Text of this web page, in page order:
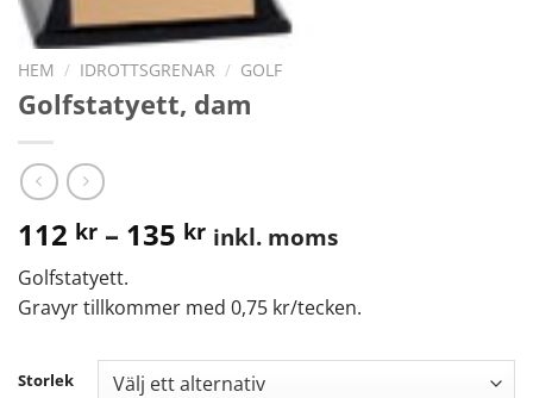
HEM / IDROTTSGRENAR / GOLF
Golfstatyett, dam
112 kr – 135 kr inkl. moms
Golfstatyett.
Gravyr tillkommer med 0,75 kr/tecken.
Storlek